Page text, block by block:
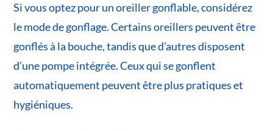
Si vous optez pour un oreiller gonflable, considérez
le mode de gonflage. Certains oreillers peuvent être
gonflés à la bouche, tandis que d’autres disposent
d’une pompe intégrée. Ceux qui se gonflent
automatiquement peuvent être plus pratiques et
hygiéniques.